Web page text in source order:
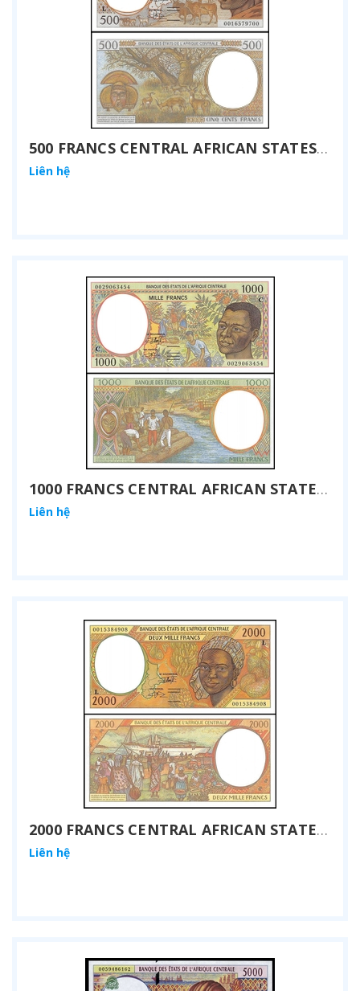
500 FRANCS CENTRAL AFRICAN STATES 2000
Liên hệ
1000 FRANCS CENTRAL AFRICAN STATES 2000
Liên hệ
2000 FRANCS CENTRAL AFRICAN STATES 2000
Liên hệ